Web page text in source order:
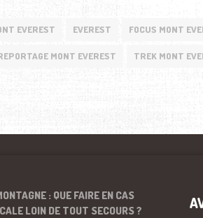
EVEREST EVEREST FOCUS MONT
MONT EVEREST TREK MONT
: QUE FAIRE EN CAS
LOIN DE TOUT SECOURS ?